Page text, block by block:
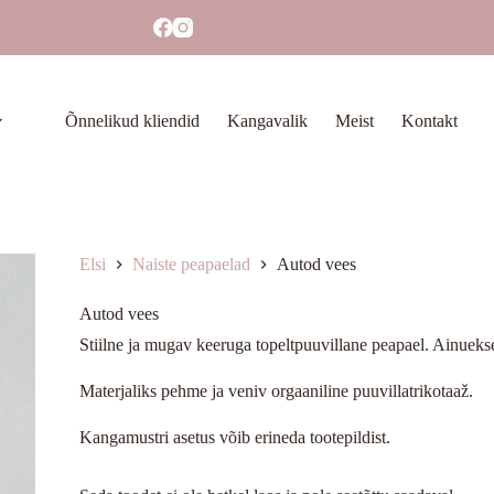
Õnnelikud kliendid Kangavalik Meist Kontakt
Elsi Naiste peapaelad Autod vees
Autod vees
Stiilne ja mugav keeruga topeltpuuvillane peapael.
Materjaliks pehme ja veniv orgaaniline puuvillatrikotaaž.
Kangamustri asetus võib erineda tootepildist.